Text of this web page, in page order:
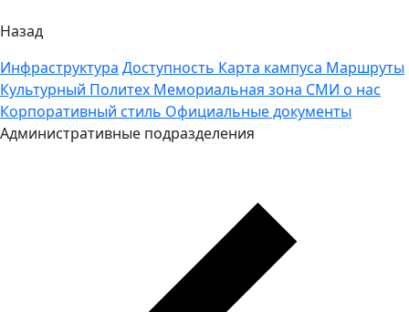
Назад
Инфраструктура Доступность Карта кампуса Маршруты
Культурный Политех Мемориальная зона СМИ о нас
Корпоративный стиль Официальные документы
Административные подразделения